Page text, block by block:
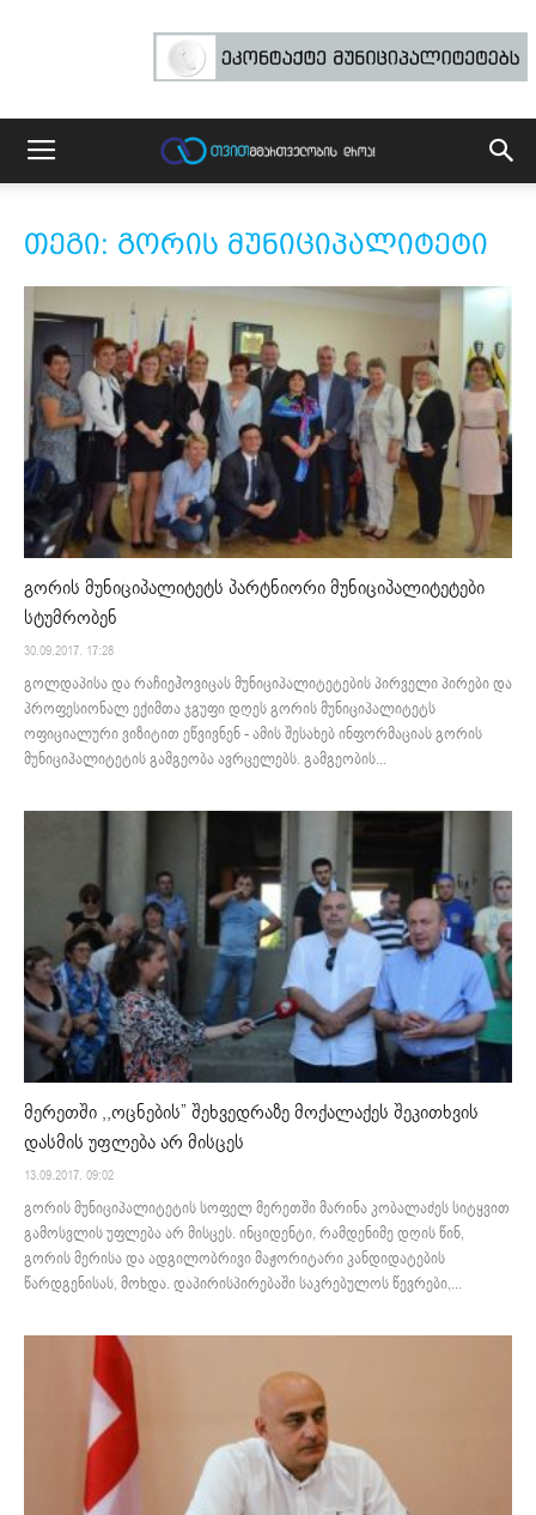
თეგი: გორის მუნიციპალიტეტი
გორის მუნიციპალიტეტს პარტნიორი მუნიციპალიტეტები
სტუმრობენ
30.09.2017. 17:28
გოლდაპისა და რაჩიეჰოვიცას მუნიციპალიტეტების პირველი პირები და
პროფესიონალ ექიმთა ჯგუფი დღეს გორის მუნიციპალიტეტს
ოფიციალური ვიზიტით ეწვივნენ - ამის შესახებ ინფორმაციას გორის
მუნიციპალიტეტის გამგეობა ავრცელებს. გამგეობის...
მერეთში ,,ოცნების” შეხვედრაზე მოქალაქეს შეკითხვის
დასმის უფლება არ მისცეს
13.09.2017. 09:02
გორის მუნიციპალიტეტის სოფელ მერეთში მარინა კობალაძეს სიტყვით
გამოსვლის უფლება არ მისცეს. ინციდენტი, რამდენიმე დღის წინ,
გორის მერისა და ადგილობრივი მაჟორიტარი კანდიდატების
წარდგენისას, მოხდა. დაპირისპირებაში საკრებულოს წევრები,...